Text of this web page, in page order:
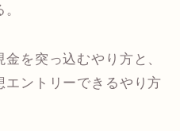
を突っ込むやり方と、
ントリーできるやり方